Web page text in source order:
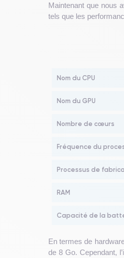
Maintenant que nous
tels que les
Nom du CPU
Nom du GPU
Nombre de cœurs
Fréquence du
Processus de
RAM
Capacité de la
En termes de
de 8 Go. Cependant,